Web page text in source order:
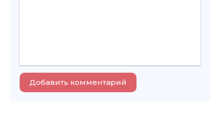
Добавить комментарий